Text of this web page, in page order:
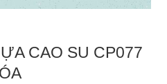
CAO SU CP077